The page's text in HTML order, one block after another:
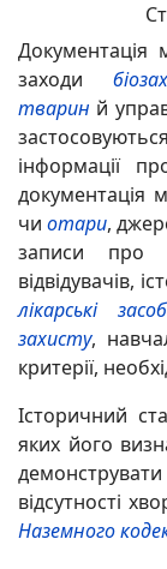
Документація
заходи
тварин й
інформації
документація
чи отари,
записи
відвідувачів,
лікарські
захисту,
критерії,
Історичний
яких його
відсутності
Наземного